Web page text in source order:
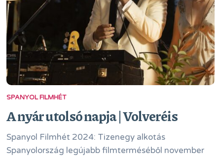
SPANYOL FILMHÉT
A nyár utolsó napja | Volveréis
Spanyol Filmhét 2024: Tizenegy alkotás
Spanyolország legújabb filmterméséből november